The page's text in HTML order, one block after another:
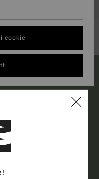
TUO
novità e delle offerte
cookie